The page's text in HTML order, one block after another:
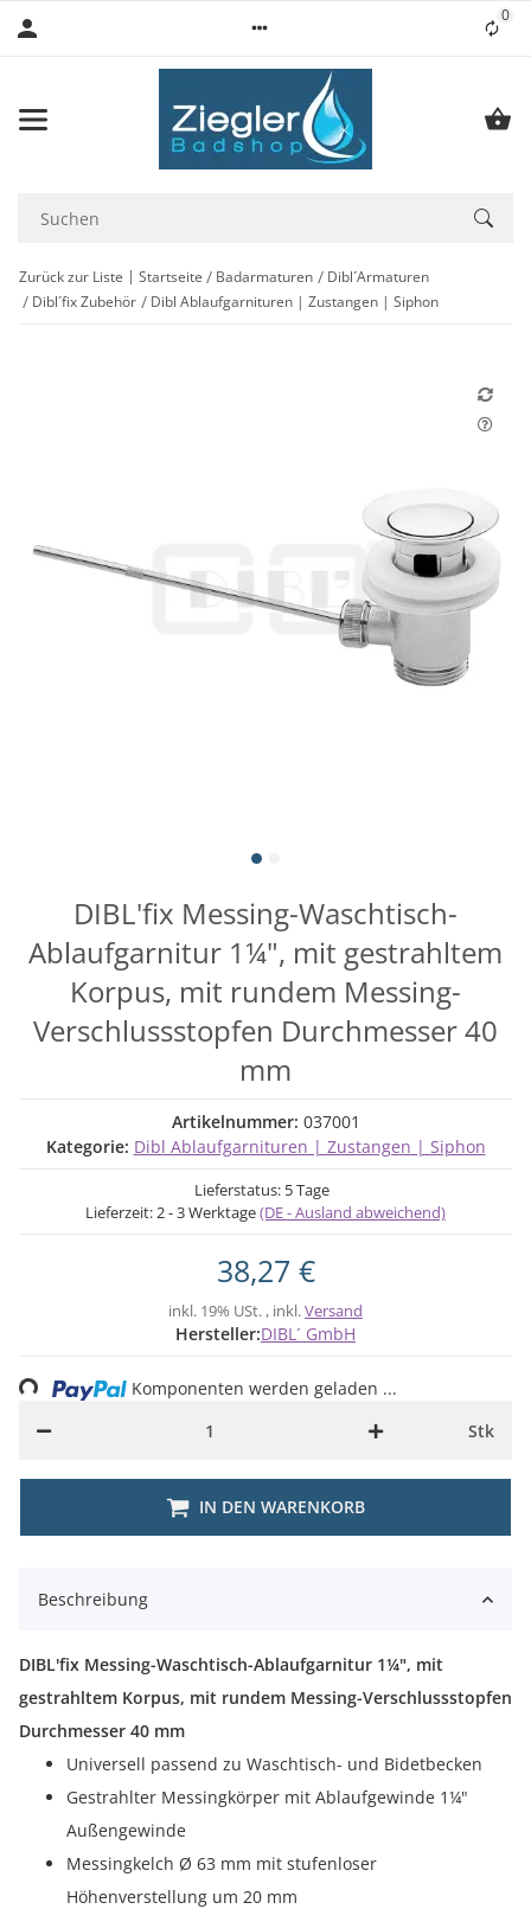
0
Zurück zur Liste Startseite Badarmaturen
Dibl´Armaturen
Dibl´fix Zubehör
Dibl Ablaufgarnituren | Zustangen | Siphon
DIBL'fix Messing-Waschtisch-
Ablaufgarnitur 1¼", mit gestrahltem
Korpus, mit rundem Messing-
Verschlussstopfen Durchmesser 40
mm
Artikelnummer: 037001
Kategorie: Dibl Ablaufgarnituren | Zustangen | Siphon
Lieferstatus: 5 Tage
Lieferzeit:2 - 3 Werktage(DE - Ausland abweichend)
38,27 €
inkl. 19% USt. , inkl.Versand
Hersteller:DIBL´ GmbH
Stk
IN DEN WARENKORB
Komponenten werden geladen ...
Beschreibung
DIBL'fix Messing-Waschtisch-Ablaufgarnitur 1¼", mit
gestrahltem Korpus, mit rundem Messing-Verschlussstopfen
Durchmesser 40 mm
Universell passend zu Waschtisch- und Bidetbecken
Gestrahlter Messingkörper mit Ablaufgewinde 1¼"
Außengewinde
Messingkelch Ø 63 mm mit stufenloser
Höhenverstellung um 20 mm